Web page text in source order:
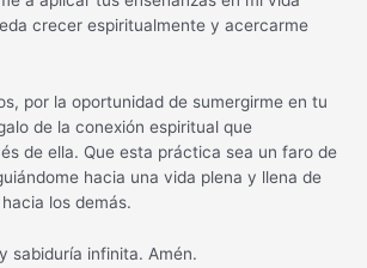
crecer espiritualmente y acercarme
por la oportunidad de sumergirme en tu
de la conexión espiritual que
de ella. Que esta práctica sea un faro de
hacia una vida plena y llena de
los demás.
sabiduría infinita. Amén.